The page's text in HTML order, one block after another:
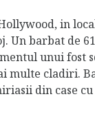
in
Un barbat de
unui fost
multe cladiri.
din case